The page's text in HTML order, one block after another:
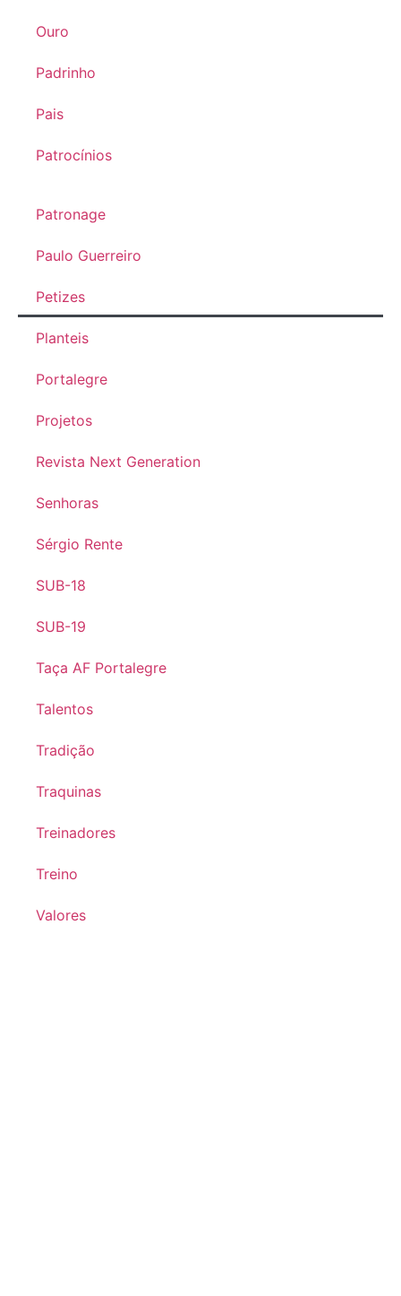
Ouro
Padrinho
Pais
Patrocínios
Patronage
Paulo Guerreiro
Petizes
Planteis
Portalegre
Projetos
Revista Next Generation
Senhoras
Sérgio Rente
SUB-18
SUB-19
Taça AF Portalegre
Talentos
Tradição
Traquinas
Treinadores
Treino
Valores